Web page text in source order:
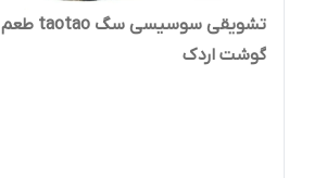
تشویقی سوسیسی سگ taotao طعم
گوشت اردک